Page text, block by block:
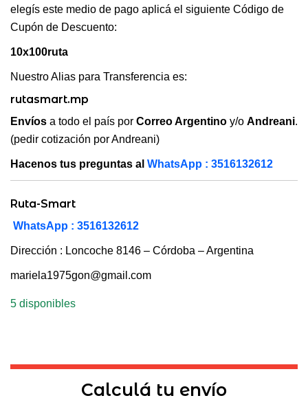
elegís este medio de pago aplicá el siguiente Código de
Cupón de Descuento:
10x100ruta
Nuestro Alias para Transferencia es:
rutasmart.mp
Envíos a todo el país por Correo Argentino y/o Andreani.
(pedir cotización por Andreani)
Hacenos tus preguntas al WhatsApp : 3516132612
Ruta-Smart
WhatsApp : 3516132612
Dirección : Loncoche 8146 – Córdoba – Argentina
mariela1975gon@gmail.com
5 disponibles
Calculá tu envío